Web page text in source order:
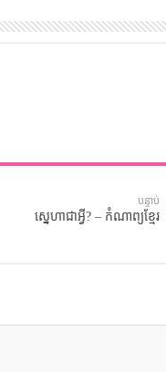
បន្ទាប់
ស្នេហាជាអ្វី? – កំណាព្យខ្មែរ